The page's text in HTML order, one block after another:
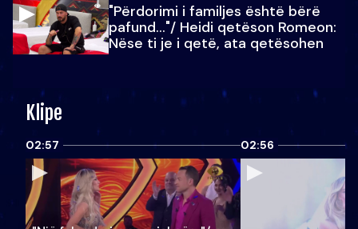
"Përdorimi i familjes është bërë
pafund…"/ Heidi qetëson Romeon:
Nëse ti je i qetë, ata qetësohen
Klipe
02:57 02:56